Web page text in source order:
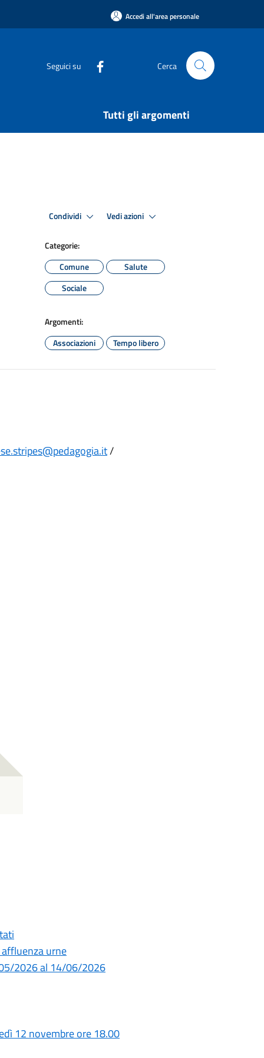
Accedi all'area personale
Seguici su Cerca
Tutti gli argomenti
Condividi Vedi azioni
Categorie:
Comune
Salute
Sociale
Argomenti:
Associazioni
Tempo libero
/
urne
2026 al 14/06/2026
12 novembre ore 18.00